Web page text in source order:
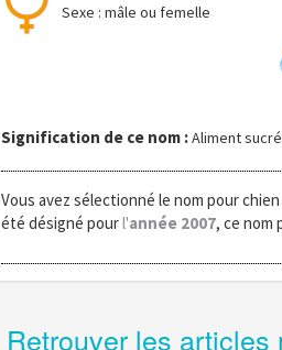
Sexe : mâle ou femelle
Signification de ce nom :Aliment
Vous avez sélectionné le nom pour chien
été désigné pourl'année 2007, ce nom
Retrouver les articles